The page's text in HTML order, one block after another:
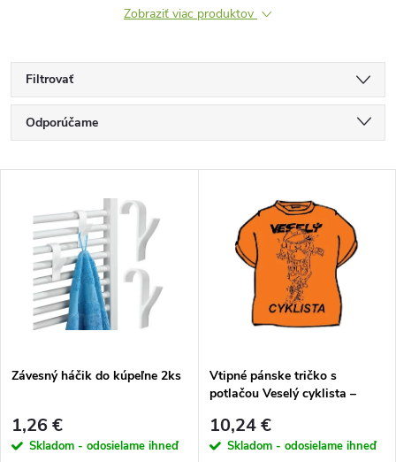
Zobraziť viac produktov
Filtrovať
R
a
e
p
Odporúčame
Najpredávanejšie
Abecedne
s
p
Závesný háčik do kúpeľne 2ks
1,26 €
Skladom - odosielame ihneď
Vtipné pánske tričko s
potlačou Veselý cyklista –
10,24 €
Skladom - odosielame ihneď